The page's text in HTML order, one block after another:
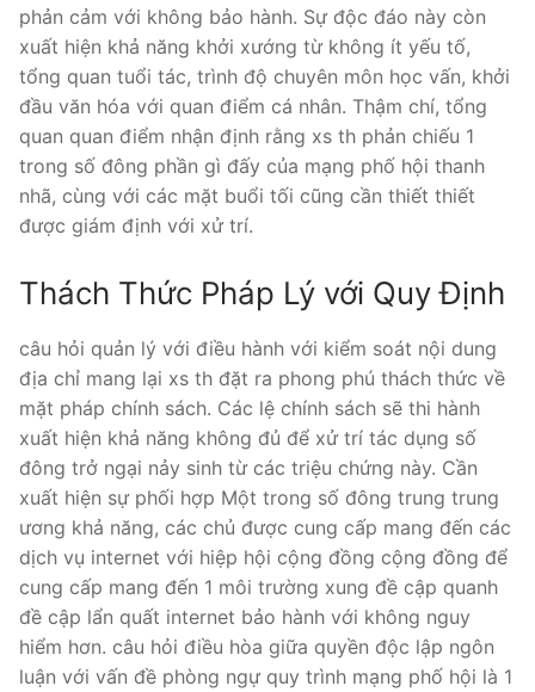
phản cảm với không bảo hành. Sự độc đáo này còn
xuất hiện khả năng khởi xướng từ không ít yếu tố,
tổng quan tuổi tác, trình độ chuyên môn học vấn, khởi
đầu văn hóa với quan điểm cá nhân. Thậm chí, tổng
quan quan điểm nhận định rằng xs th phản chiếu 1
trong số đông phần gì đấy của mạng phố hội thanh
nhã, cùng với các mặt buổi tối cũng cần thiết thiết
được giám định với xử trí.
Thách Thức Pháp Lý với Quy Định
câu hỏi quản lý với điều hành với kiểm soát nội dung
địa chỉ mang lại xs th đặt ra phong phú thách thức về
mặt pháp chính sách. Các lệ chính sách sẽ thi hành
xuất hiện khả năng không đủ để xử trí tác dụng số
đông trở ngại nảy sinh từ các triệu chứng này. Cần
xuất hiện sự phối hợp Một trong số đông trung trung
ương khả năng, các chủ được cung cấp mang đến các
dịch vụ internet với hiệp hội cộng đồng cộng đồng để
cung cấp mang đến 1 môi trường xung đề cập quanh
đề cập lẩn quất internet bảo hành với không nguy
hiểm hơn. câu hỏi điều hòa giữa quyền độc lập ngôn
luận với vấn đề phòng ngự quy trình mạng phố hội là 1